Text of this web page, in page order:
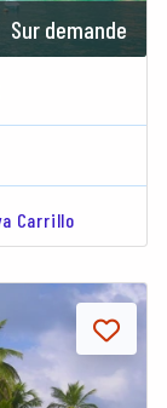
Sur demande
Carrillo